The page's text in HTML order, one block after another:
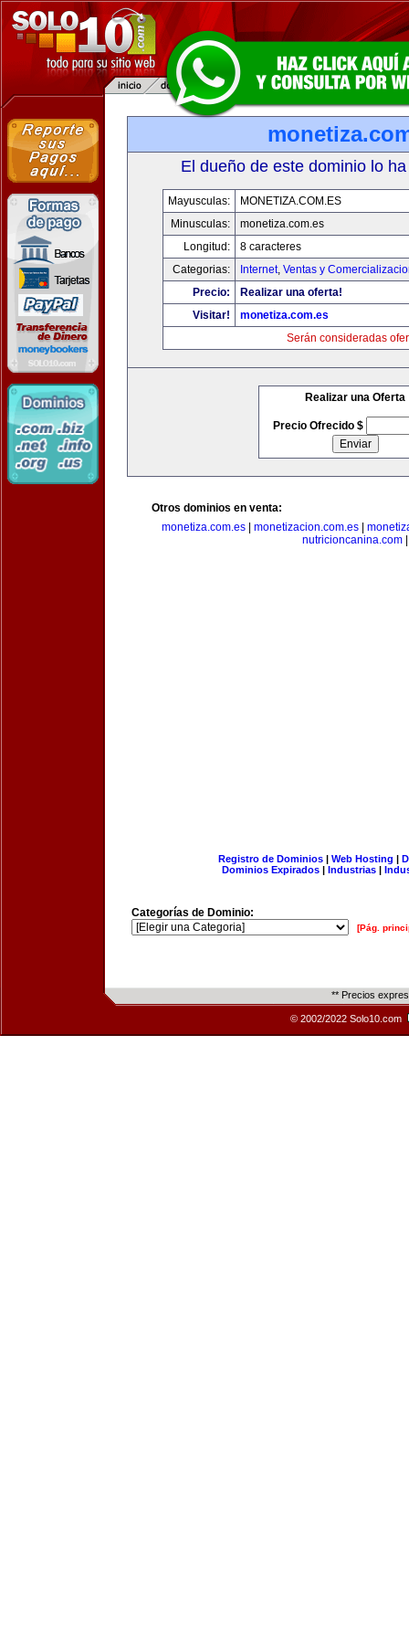
El dueño de este dominio lo
Mayusculas:
MONETIZA.COM.ES
Minusculas:
monetiza.com.es
Longitud:
8 caracteres
Categorias:
Internet, Ventas y
Precio:
Realizar una oferta!
Visitar!
monetiza.com.es
Serán consideradas
Realizar una Oferta
Precio Ofrecido $
Otros dominios en venta:
monetiza.com.es| monetizacion.com.es|
nutricioncanina.com
Registro de Dominios| Web Hosting |
Dominios Expirados | Industrias |
Categorías de Dominio:
[Pág.
** Precios
© 2002/2022 Solo10.com